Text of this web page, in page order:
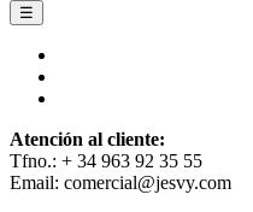
☰
Atención al cliente:
Tfno.: + 34 963 92 35 55
Email: comercial@jesvy.com